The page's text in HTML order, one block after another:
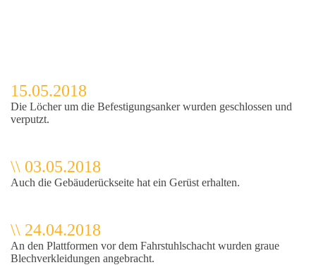
15.05.2018
Die Löcher um die Befestigungsanker wurden geschlossen und
verputzt.
\\ 03.05.2018
Auch die Gebäuderückseite hat ein Gerüst erhalten.
\\ 24.04.2018
An den Plattformen vor dem Fahrstuhlschacht wurden graue
Blechverkleidungen angebracht.